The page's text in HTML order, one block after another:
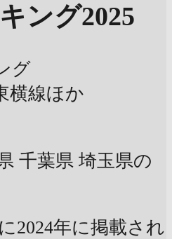
ング2025
グ
横線ほか
千葉県 埼玉県の
2024年に掲載され